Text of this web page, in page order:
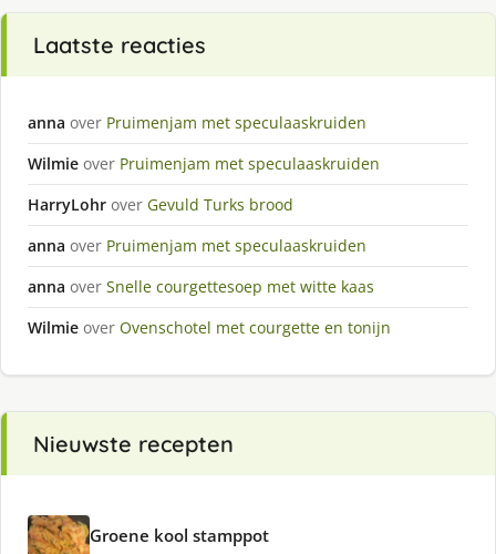
Laatste reacties
anna over Pruimenjam met speculaaskruiden
Wilmie over Pruimenjam met speculaaskruiden
HarryLohr over Gevuld Turks brood
anna over Pruimenjam met speculaaskruiden
anna over Snelle courgettesoep met witte kaas
Wilmie over Ovenschotel met courgette en tonijn
Nieuwste recepten
Groene kool stamppot